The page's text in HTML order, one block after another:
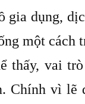
gia dụng,
một cách
thấy, vai
Chính vì lẽ